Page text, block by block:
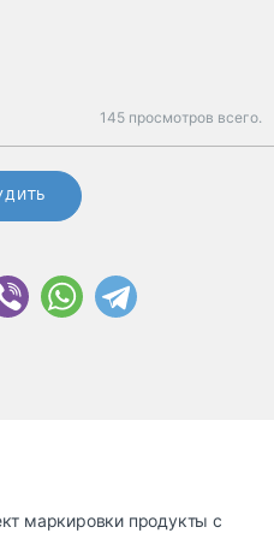
145 просмотров всего.
маркировки продукты с